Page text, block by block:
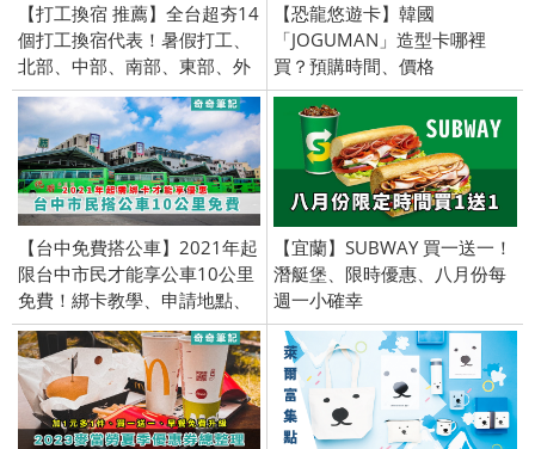
【打工換宿 推薦】全台超夯14
個打工換宿代表！暑假打工、
北部、中部、南部、東部、外
島、馬祖、金門、澎湖、小琉
球、蘭嶼、綠島
【恐龍悠遊卡】韓國
「JOGUMAN」造型卡哪裡
買？預購時間、價格
【台中免費搭公車】2021年起
限台中市民才能享公車10公里
免費！綁卡教學、申請地點、
悠遊卡
【宜蘭】SUBWAY 買一送一！
潛艇堡、限時優惠、八月份每
週一小確幸